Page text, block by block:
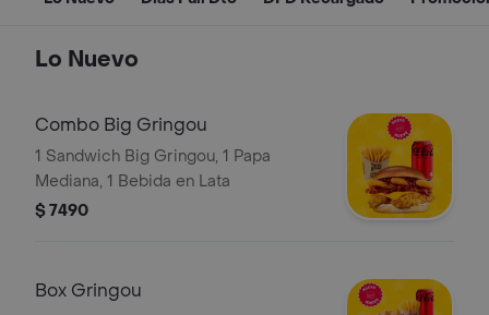
Lo Nuevo
Combo Big Gringou
1 Sandwich Big Gringou, 1 Papa
Mediana, 1 Bebida en Lata
$ 7490
Box Gringou